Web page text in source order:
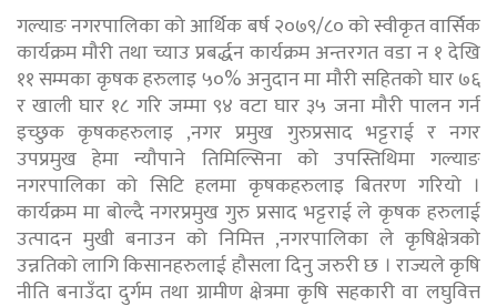
गल्याङ नगरपालिका को आर्थिक बर्ष २०७९/८० को स्वीकृत वार्सिक
कार्यक्रम मौरी तथा च्याउ प्रबर्द्धन कार्यक्रम अन्तरगत वडा न १ देखि
११ सम्मका कृषक हरुलाइ ५०% अनुदान मा मौरी सहितको घार ७६
र खाली घार १८ गरि जम्मा ९४ वटा घार ३५ जना मौरी पालन गर्न
इच्छुक कृषकहरुलाइ ,नगर प्रमुख गुरुप्रसाद भट्टराई र नगर
उपप्रमुख हेमा न्यौपाने तिमिल्सिना को उपस्तिथिमा गल्याङ
नगरपालिका को सिटि हलमा कृषकहरुलाइ बितरण गरियो ।
कार्यक्रम मा बोल्दै नगरप्रमुख गुरु प्रसाद भट्टराई ले कृषक हरुलाई
उत्पादन मुखी बनाउन को निमित्त ,नगरपालिका ले कृषिक्षेत्रको
उन्नतिको लागि किसानहरुलाई हौसला दिनु जरुरी छ । राज्यले कृषि
नीति बनाउँदा दुर्गम तथा ग्रामीण क्षेत्रमा कृषि सहकारी वा लघुवित्त